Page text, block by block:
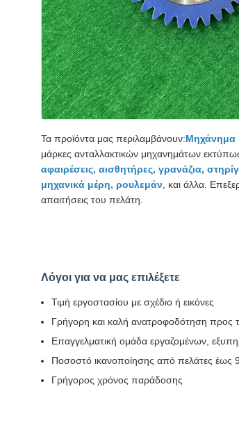
Τα προϊόντα μας περιλαμβάνουν:Μηχάνημα
μάρκες ανταλλακτικών μηχανημάτων
αφαιρέσεις, αισθητήρες, γρανάζια,
μηχανικά μέρη, ρουλεμάν, και άλλα.
απαιτήσεις του πελάτη.
Λόγοι για να μας επιλέξετε
Τιμή εργοστασίου με σχέδιο ή εικόνες
Γρήγορη και καλή ανατροφοδότηση προς
Επαγγελματική ομάδα εργαζομένων,
Ποσοστό ικανοποίησης από πελάτες έως
Γρήγορος χρόνος παράδοσης